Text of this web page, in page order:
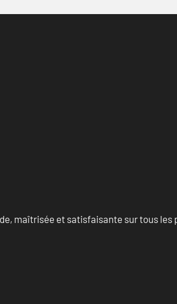
maîtrisée et satisfaisante sur tous les